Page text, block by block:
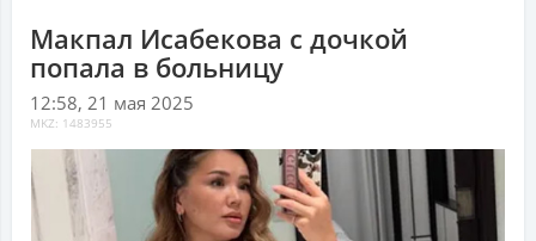
Макпал Исабекова с дочкой
попала в больницу
12:58, 21 мая 2025
MKZ: 1483955